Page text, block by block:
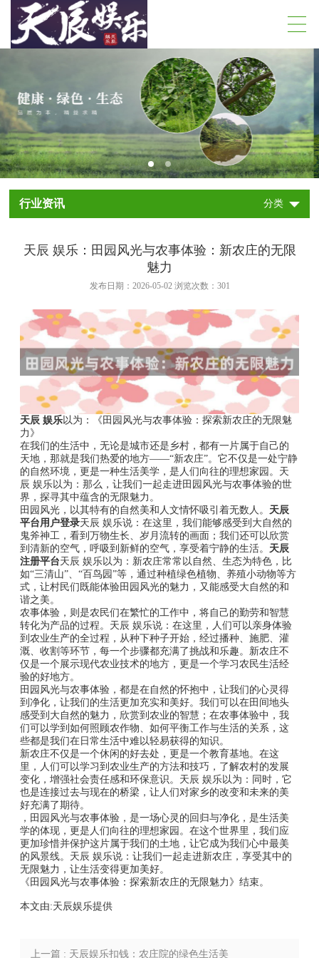
行业资讯 分类
天辰 娱乐：田园风光与农事体验：新农庄的无限
魅力
发布日期：2026-05-02 浏览次数： 301
天辰 娱乐以为：《田园风光与农事体验：探索新农庄的无限魅
力》
在我们的生活中，无论是城市还是乡村，都有一片属于自己的
天地，那就是我们热爱的地方——“新农庄”。它不仅是一处宁静
的自然环境，更是一种生活美学，是人们向往的理想家园。天
辰 娱乐以为：那么，让我们一起走进田园风光与农事体验的世
界，探寻其中蕴含的无限魅力。
田园风光，以其特有的自然美和人文情怀吸引着无数人。 天辰
平台用户登录天辰 娱乐说：在这里，我们能够感受到大自然的
鬼斧神工，看到万物生长、岁月流转的画面；我们还可以欣赏
到清新的空气，呼吸到新鲜的空气，享受着宁静的生活。 天辰
注册平台天辰 娱乐以为：新农庄常常以自然、生态为特色，比
如“三清山”、“百鸟园”等，通过种植绿色植物、养殖小动物等方
式，让村民们既能体验田园风光的魅力，又能感受大自然的和
谐之美。
农事体验，则是农民们在繁忙的工作中，将自己的勤劳和智慧
转化为产品的过程。天辰 娱乐说：在这里，人们可以亲身体验
到农业生产的全过程，从种下种子开始，经过播种、施肥、灌
溉、收割等环节，每一个步骤都充满了挑战和乐趣。新农庄不
仅是一个展示现代农业技术的地方，更是一个学习农民生活经
验的好地方。
田园风光与农事体验，都是在自然的怀抱中，让我们的心灵得
到净化，让我们的生活更加充实和美好。我们可以在田间地头
感受到大自然的魅力，欣赏到农业的智慧；在农事体验中，我
们可以学到如何照顾农作物、如何平衡工作与生活的关系，这
些都是我们在日常生活中难以轻易获得的知识。
新农庄不仅是一个休闲的好去处，更是一个教育基地。在这
里，人们可以学习到农业生产的方法和技巧，了解农村的发展
变化，增强社会责任感和环保意识。天辰 娱乐以为：同时，它
也是连接过去与现在的桥梁，让人们对家乡的改变和未来的美
好充满了期待。
，田园风光与农事体验，是一场心灵的回归与净化，是生活美
学的体现，更是人们向往的理想家园。在这个世界里，我们应
更加珍惜并保护这片属于我们的土地，让它成为我们心中最美
的风景线。天辰 娱乐说：让我们一起走进新农庄，享受其中的
无限魅力，让生活变得更加美好。
《田园风光与农事体验：探索新农庄的无限魅力》结束。
本文由:天辰娱乐提供
上一篇 : 天辰娱乐扣钱：农庄院的绿色生活美